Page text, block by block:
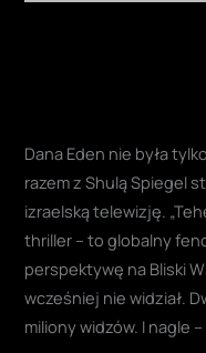
Dana Eden nie była
razem z Shulą Spiegel
izraelską telewizję.
thriller – to globalny
perspektywę na Bliski
wcześniej nie widział.
miliony widzów. I nagle